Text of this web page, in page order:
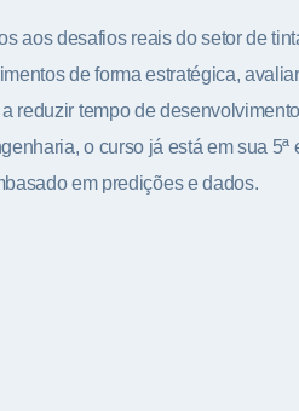
aos desafios reais do setor de
de forma estratégica,
reduzir tempo de
o curso já está em sua 5ª
em predições e dados.